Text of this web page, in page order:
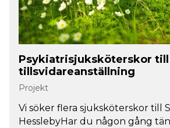
Psykiatrisjuksköterskor
tillsvidareanställning
Projekt
Vi söker flera sjuksköterskor till
HesslebyHar du någon gång